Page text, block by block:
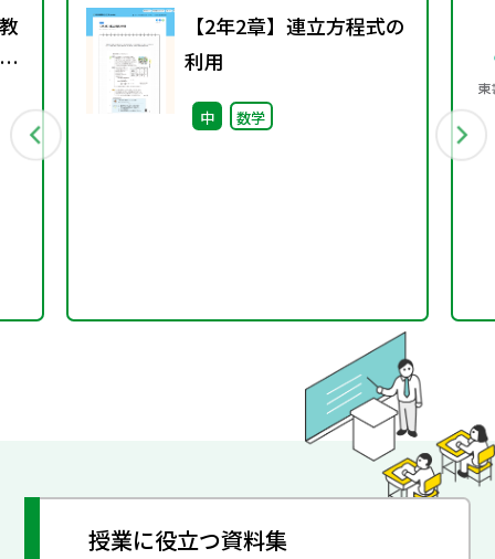
【2年2章】連立方程式の
利用
中 数学
授業に役立つ資料集